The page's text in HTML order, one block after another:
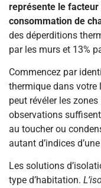
représente le
consommation de
des déperditions
par les murs et 13%
Commencez par
thermique dans votre
peut révéler les
observations
au toucher ou
autant d’indices
Les solutions
type d’habitation.